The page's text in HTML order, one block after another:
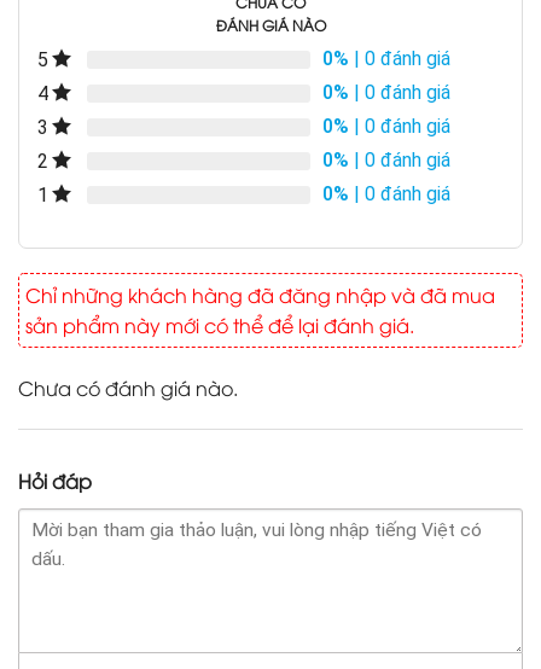
ĐÁNH GIÁ NÀO
5 0% | 0 đánh giá
4
0% | 0 đánh giá
3
0% | 0 đánh giá
2
0% | 0 đánh giá
1
0% | 0 đánh giá
Chỉ những khách hàng đã đăng nhập và đã mua
sản phẩm này mới có thể để lại đánh giá.
Chưa có đánh giá nào.
Hỏi đáp